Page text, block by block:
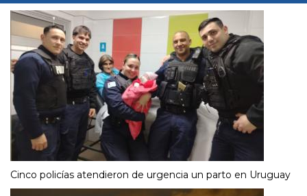
Cinco policías atendieron de urgencia un parto en Uruguay